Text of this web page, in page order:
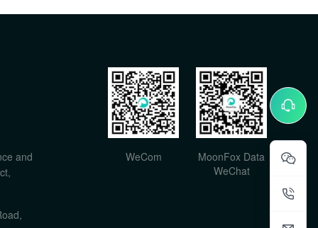
and
WeCom
MoonFox Data
WeChat